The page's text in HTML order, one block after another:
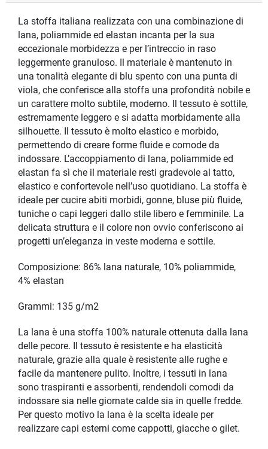
La stoffa italiana realizzata con una combinazione di
lana, poliammide ed elastan incanta per la sua
eccezionale morbidezza e per l’intreccio in raso
leggermente granuloso. Il materiale è mantenuto in
una tonalità elegante di blu spento con una punta di
viola, che conferisce alla stoffa una profondità nobile e
un carattere molto subtile, moderno. Il tessuto è sottile,
estremamente leggero e si adatta morbidamente alla
silhouette. Il tessuto è molto elastico e morbido,
permettendo di creare forme fluide e comode da
indossare. L’accoppiamento di lana, poliammide ed
elastan fa sì che il materiale resti gradevole al tatto,
elastico e confortevole nell’uso quotidiano. La stoffa è
ideale per cucire abiti morbidi, gonne, bluse più fluide,
tuniche o capi leggeri dallo stile libero e femminile. La
delicata struttura e il colore non ovvio conferiscono ai
progetti un’eleganza in veste moderna e sottile.
Composizione: 86% lana naturale, 10% poliammide,
4% elastan
Grammi: 135 g/m2
La lana è una stoffa 100% naturale ottenuta dalla lana
delle pecore. Il tessuto è resistente e ha elasticità
naturale, grazie alla quale è resistente alle rughe e
facile da mantenere pulito. Inoltre, i tessuti in lana
sono traspiranti e assorbenti, rendendoli comodi da
indossare sia nelle giornate calde sia in quelle fredde.
Per questo motivo la lana è la scelta ideale per
realizzare capi esterni come cappotti, giacche o gilet.